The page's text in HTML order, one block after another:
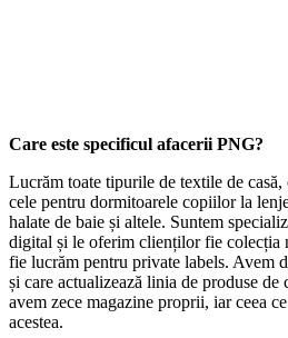
Care este specificul afacerii PNG?
Lucrăm toate tipurile de textile de
cele pentru dormitoarele copiilor la
halate de baie și altele. Suntem
digital și le oferim clienților fie colecția
fie lucrăm pentru private labels. Avem
și care actualizează linia de produse
avem zece magazine proprii, iar ceea
acestea.